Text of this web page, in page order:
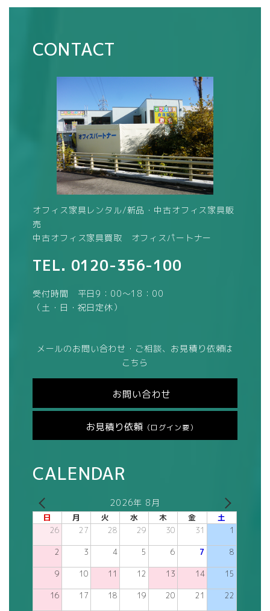
CONTACT
オフィス家具レンタル/新品・中古オフィス家具販
売
中古オフィス家具買取 オフィスパートナー
TEL. 0120-356-100
受付時間 平日9：00～18：00
（土・日・祝日定休）
メールのお問い合わせ・ご相談、お見積り依頼は
こちら
お問い合わせ
お見積り依頼 （ログイン要）
CALENDAR
2026年 8月
日 月 火 水 木 金 土
26 27 28 29 30 31 1
2 3 4 5 6 7 8
9 10 11 12 13 14 15
16 17 18 19 20 21 22